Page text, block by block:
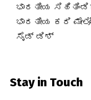
ಭಾರತೀಯ
ಭಾರತೀಯ ಕರಿ
ಸೈಡ್ ಡಿಶ್
Stay in Touch